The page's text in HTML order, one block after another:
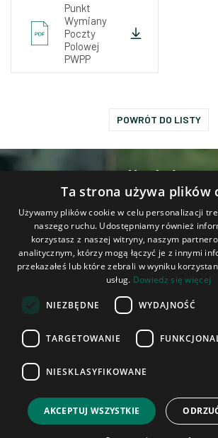
Punkt
Wymiany
Poczty
Polowej
PWPP
POWRÓT DO LISTY
Na skróty
Kontakt
Wojskowe Zakłady
Południowym, wpisane pod numerem KRS:
Warszawy, XIV Wydział Gospodarczy Krajowego
570,00 zł. Wysokość kapitału wpłaconego 57 692 570,00
Polityka Cookies
Ta strona używa plików
Używamy plików cookie w celu personalizacji
naszego ruchu. Udostępniamy również
korzystasz z naszej witryny, naszym
analitycznym, którzy mogą łączyć je z innymi
przekazałeś lub które zebrali w wyniku
usług. Dowiedz się więcej
NIEZBĘDNE WYDAJNOŚĆ
TARGETOWANIE
NIESKLASYFIKOWANE
AKCEPTUJ WSZYSTKIE